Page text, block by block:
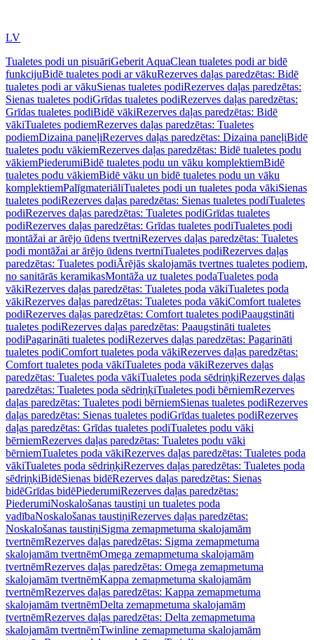
LV
Tualetes podi un pisuāriGeberit AquaClean tualetes podi ar bidē
funkcijuBidē tualetes podi ar vākuRezerves daļas paredzētas: Bidē
tualetes podi ar vākuSienas tualetes podiRezerves daļas paredzētas:
Sienas tualetes podiGrīdas tualetes podiRezerves daļas paredzētas:
Grīdas tualetes podiBidē vākiRezerves daļas paredzētas: Bidē
vākiTualetes podiemRezerves daļas paredzētas: Tualetes
podiemDizaina paneļiRezerves daļas paredzētas: Dizaina paneļiBidē
tualetes podu vākiemRezerves daļas paredzētas: Bidē tualetes podu
vākiemPiederumiBidē tualetes podu un vāku komplektiemBidē
tualetes podu vākiemBidē vāku un bidē tualetes podu un vāku
komplektiemPalīgmateriāliTualetes podi un tualetes poda vākiSienas
tualetes podiRezerves daļas paredzētas: Sienas tualetes podiTualetes
podiRezerves daļas paredzētas: Tualetes podiGrīdas tualetes
podiRezerves daļas paredzētas: Grīdas tualetes podiTualetes podi
montāžai ar ārējo ūdens tvertniRezerves daļas paredzētas: Tualetes
podi montāžai ar ārējo ūdens tvertniTualetes podiRezerves daļas
paredzētas: Tualetes podiĀrējās skalojamās tvertnes tualetes podiem,
no sanitārās keramikasMontāža uz tualetes podaTualetes poda
vākiRezerves daļas paredzētas: Tualetes poda vākiTualetes poda
vākiRezerves daļas paredzētas: Tualetes poda vākiComfort tualetes
podiRezerves daļas paredzētas: Comfort tualetes podiPaaugstināti
tualetes podiRezerves daļas paredzētas: Paaugstināti tualetes
podiPagarināti tualetes podiRezerves daļas paredzētas: Pagarināti
tualetes podiComfort tualetes poda vākiRezerves daļas paredzētas:
Comfort tualetes poda vākiTualetes poda vākiRezerves daļas
paredzētas: Tualetes poda vākiTualetes poda sēdriņķiRezerves daļas
paredzētas: Tualetes poda sēdriņķiTualetes podi bērniemRezerves
daļas paredzētas: Tualetes podi bērniemSienas tualetes podiRezerves
daļas paredzētas: Sienas tualetes podiGrīdas tualetes podiRezerves
daļas paredzētas: Grīdas tualetes podiTualetes podu vāki
bērniemRezerves daļas paredzētas: Tualetes podu vāki
bērniemTualetes poda vākiRezerves daļas paredzētas: Tualetes poda
vākiTualetes poda sēdriņķiRezerves daļas paredzētas: Tualetes poda
sēdriņķiBidēSienas bidēRezerves daļas paredzētas: Sienas
bidēGrīdas bidēPiederumiRezerves daļas paredzētas:
PiederumiNoskalošanas taustiņi un tualetes poda
vadībaNoskalošanas taustiņiRezerves daļas paredzētas:
Noskalošanas taustiņiSigma zemapmetuma skalojamām
tvertnēmRezerves daļas paredzētas: Sigma zemapmetuma
skalojamām tvertnēmOmega zemapmetuma skalojamām
tvertnēmRezerves daļas paredzētas: Omega zemapmetuma
skalojamām tvertnēmKappa zemapmetuma skalojamām
tvertnēmRezerves daļas paredzētas: Kappa zemapmetuma
skalojamām tvertnēmDelta zemapmetuma skalojamām
tvertnēmRezerves daļas paredzētas: Delta zemapmetuma
skalojamām tvertnēmTwinline zemapmetuma skalojamām